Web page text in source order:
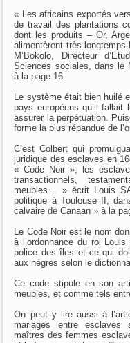
« Les africains exportés
de travail des plantations
dont les produits – Or,
alimentèrent très
M’Bokolo, Directeur
Sciences sociales, dans le
à la page 16.
Le système était bien huilé
pays européens qu’il fallait
assurer la perpétuation.
forme la plus répandue de
C’est Colbert qui
juridique des esclaves en
« Code Noir », les
transactionnels,
meubles… » écrit Louis
politique à Toulouse II,
calvaire de Canaan » à la
Le Code Noir est le nom
à l’ordonnance du roi
police des îles et ce qui
aux nègres selon le
Ce code stipule en son
meubles, et comme tels
On peut y lire aussi à
mariages entre esclaves
maîtres des femmes